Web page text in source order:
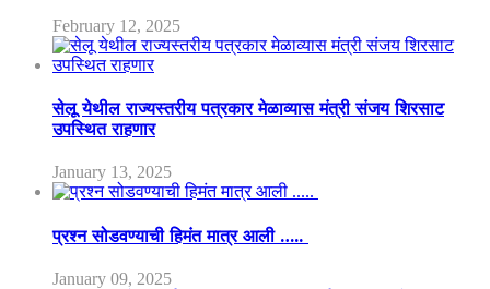
February 12, 2025
सेलू येथील राज्यस्तरीय पत्रकार मेळाव्यास मंत्री संजय शिरसाट
उपस्थित राहणार
January 13, 2025
प्रश्न सोडवण्याची हिमंत मात्र आली …..
January 09, 2025